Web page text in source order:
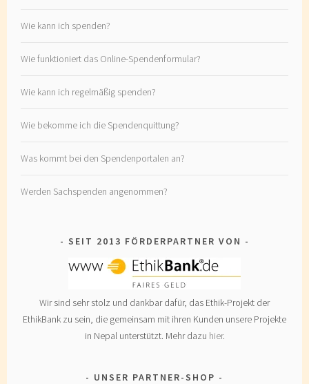
Wie kann ich spenden?
Wie funktioniert das Online-Spendenformular?
Wie kann ich regelmäßig spenden?
Wie bekomme ich die Spendenquittung?
Was kommt bei den Spendenportalen an?
Werden Sachspenden angenommen?
SEIT 2013 FÖRDERPARTNER VON
Wir sind sehr stolz und dankbar dafür, das Ethik-Projekt der
EthikBank zu sein, die gemeinsam mit ihren Kunden unsere Projekte
in Nepal unterstützt. Mehr dazu hier.
UNSER PARTNER-SHOP